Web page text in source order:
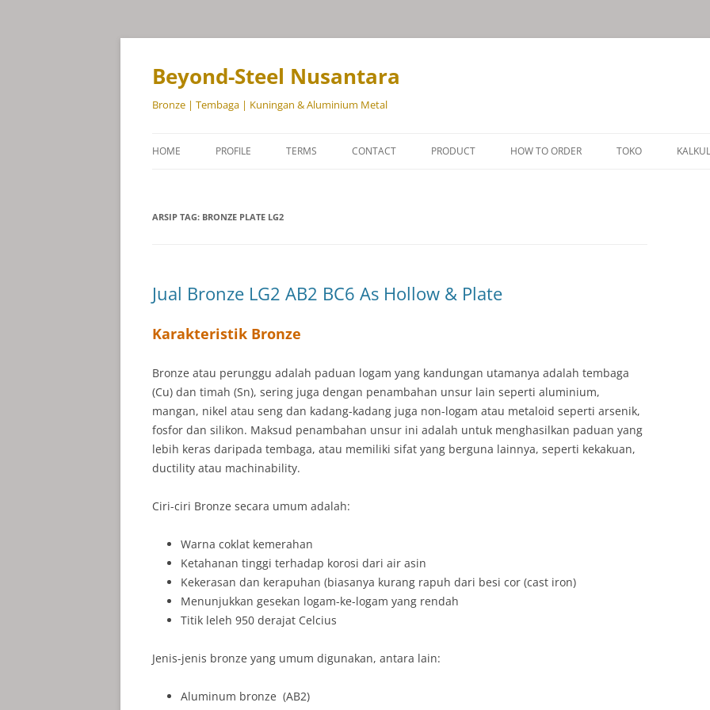
Beyond-Steel Nusantara
Bronze | Tembaga | Kuningan & Aluminium Metal
ke
HOME PROFILE TERMS CONTACT PRODUCT HOW TO ORDER TOKO
ARSIP TAG: BRONZE PLATE LG2
Jual Bronze LG2 AB2 BC6 As Hollow & Plate
Karakteristik Bronze
Bronze atau perunggu adalah paduan logam yang kandungan utamanya adalah tembaga
(Cu) dan timah (Sn), sering juga dengan penambahan unsur lain seperti aluminium,
mangan, nikel atau seng dan kadang-kadang juga non-logam atau metaloid seperti arsenik,
fosfor dan silikon. Maksud penambahan unsur ini adalah untuk menghasilkan paduan yang
lebih keras daripada tembaga, atau memiliki sifat yang berguna lainnya, seperti kekakuan,
ductility atau machinability.
Ciri-ciri Bronze secara umum adalah:
Warna coklat kemerahan
Ketahanan tinggi terhadap korosi dari air asin
Kekerasan dan kerapuhan (biasanya kurang rapuh dari besi cor (cast iron)
Menunjukkan gesekan logam-ke-logam yang rendah
Titik leleh 950 derajat Celcius
Jenis-jenis bronze yang umum digunakan, antara lain:
Aluminum bronze (AB2)